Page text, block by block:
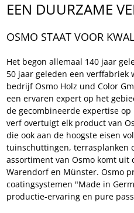
OSMO STAAT VOOR
Het begon allemaal 140 jaar
50 jaar geleden een verffabriek
bedrijf Osmo Holz und Color
een ervaren expert op het
de gecombineerde expertise
verf overtuigt elk product van
die ook aan de hoogste eisen
tuinschuttingen, terrasplanken
assortiment van Osmo komt uit
Warendorf en Münster. Osmo
coatingsystemen "Made in
productie-ervaring en pure
EEN DUURZAME
OSMO